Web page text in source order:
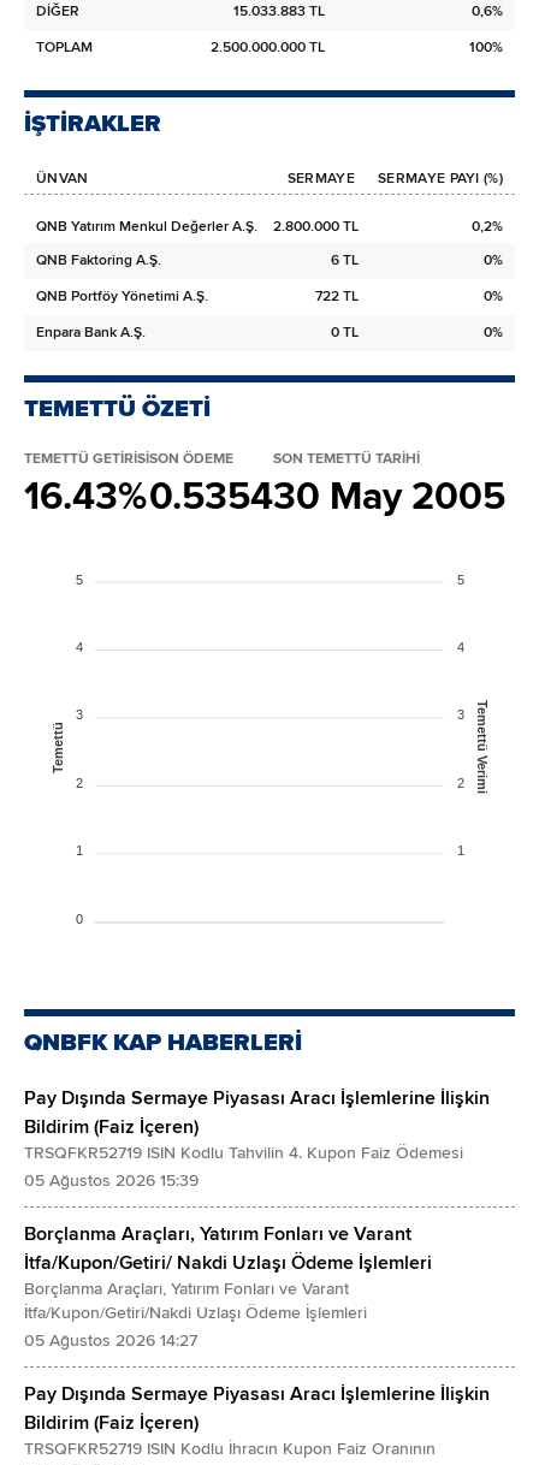
DİĞER 15.033.883 TL
0,6%
TOPLAM
2.500.000.000 TL 100%
İŞTİRAKLER
ÜNVAN SERMAYE SERMAYE PAYI (%)
QNB Yatırım Menkul Değerler A.Ş. 2.800.000 TL
0,2%
QNB Faktoring A.Ş.
6 TL
0%
QNB Portföy Yönetimi A.Ş.
722 TL
0%
Enpara Bank A.Ş.
0 TL 0%
TEMETTÜ ÖZETİ
TEMETTÜ GETİRİSİ
16.43%
SON ÖDEME
0.5354
SON TEMETTÜ TARİHİ
30 May 2005
5
4
3
2
1
0
Temettü
5
4
3
2
1
Temettü Verimi
QNBFK KAP HABERLERİ
Pay Dışında Sermaye Piyasası Aracı İşlemlerine İlişkin
Bildirim (Faiz İçeren)
TRSQFKR52719 ISIN Kodlu Tahvilin 4. Kupon Faiz Ödemesi
05 Ağustos 2026 15:39
Borçlanma Araçları, Yatırım Fonları ve Varant
İtfa/Kupon/Getiri/ Nakdi Uzlaşı Ödeme İşlemleri
Borçlanma Araçları, Yatırım Fonları ve Varant
İtfa/Kupon/Getiri/Nakdi Uzlaşı Ödeme İşlemleri
05 Ağustos 2026 14:27
Pay Dışında Sermaye Piyasası Aracı İşlemlerine İlişkin
Bildirim (Faiz İçeren)
TRSQFKR52719 ISIN Kodlu İhracın Kupon Faiz Oranının